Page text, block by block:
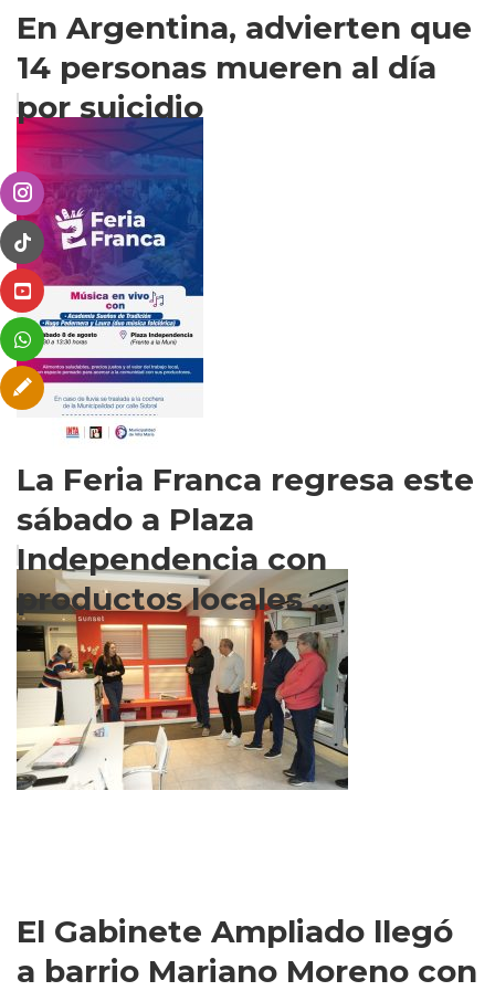
En Argentina, advierten que
14 personas mueren al día
por suicidio
La Feria Franca regresa este
sábado a Plaza
Independencia con
productos locales ...
El Gabinete Ampliado llegó
a barrio Mariano Moreno con